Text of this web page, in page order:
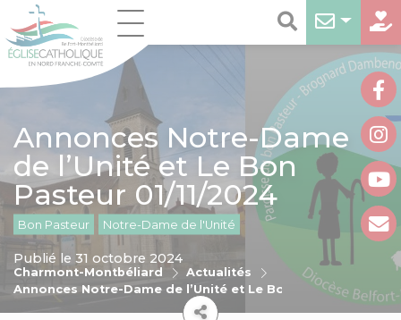
Annonces Notre-Dame
de l’Unité et Le Bon
Pasteur 01/11/2024
Bon Pasteur Notre-Dame de l'Unité
Charmont-Montbéliard
Actualités
Annonces Notre-Dame de l’Unité et Le Bon Pasteur 01/11/
Publié le 31 octobre 2024